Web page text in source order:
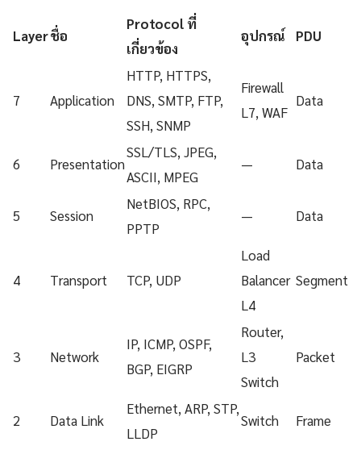
Layerชื่อ
Protocol ที่
เกี่ยวข้อง
อุปกรณ์ PDU
7 Application
HTTP, HTTPS,
DNS, SMTP, FTP,
SSH, SNMP
Firewall
L7, WAF
Data
6 Presentation
SSL/TLS, JPEG,
ASCII, MPEG
— Data
5 Session
NetBIOS, RPC,
PPTP
— Data
4 Transport TCP, UDP
Load
Balancer
L4
Segment
3 Network
IP, ICMP, OSPF,
BGP, EIGRP
Router,
L3
Switch
Packet
2 Data Link
Ethernet, ARP, STP,
LLDP
Switch Frame